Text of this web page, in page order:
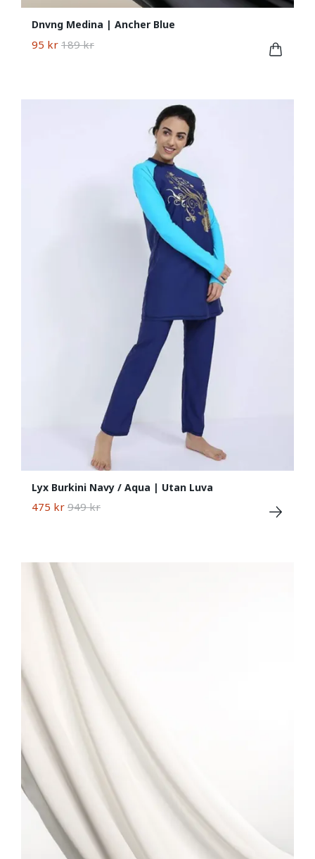
Dnvng Medina | Ancher Blue
95 kr 189 kr
Lyx Burkini Navy / Aqua | Utan Luva
475 kr 949 kr